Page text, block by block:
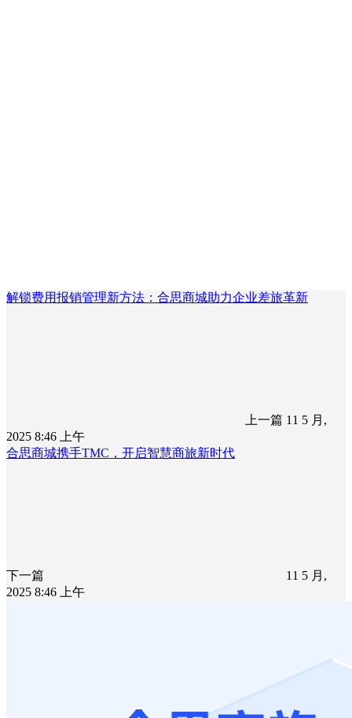
解锁费用报销管理新方法：合思商城助力企业差旅革新
上一篇 11 5 月,
2025 8:46 上午
合思商城携手TMC，开启智慧商旅新时代
下一篇
11 5 月,
2025 8:46 上午